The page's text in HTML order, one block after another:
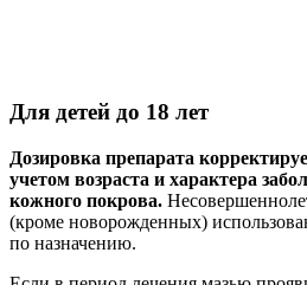
Для детей до 18 лет
Дозировка препарата
учетом возраста и характера
кожного покрова.
(кроме новорожденных)
по назначению.